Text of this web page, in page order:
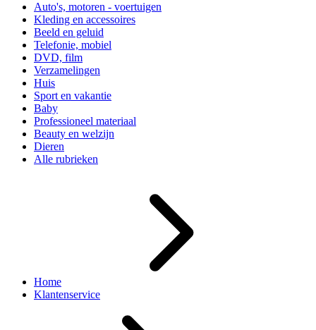
Auto's, motoren - voertuigen
Kleding en accessoires
Beeld en geluid
Telefonie, mobiel
DVD, film
Verzamelingen
Huis
Sport en vakantie
Baby
Professioneel materiaal
Beauty en welzijn
Dieren
Alle rubrieken
Home
Klantenservice